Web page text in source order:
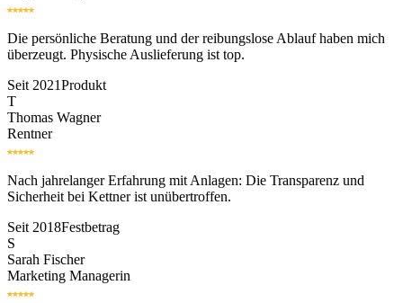
Die persönliche Beratung und der reibungslose Ablauf haben mich
überzeugt. Physische Auslieferung ist top.
Seit 2021Produkt
T
Thomas Wagner
Rentner
Nach jahrelanger Erfahrung mit Anlagen: Die Transparenz und
Sicherheit bei Kettner ist unübertroffen.
Seit 2018Festbetrag
S
Sarah Fischer
Marketing Managerin